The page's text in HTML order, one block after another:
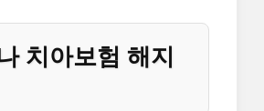
치아보험 해지